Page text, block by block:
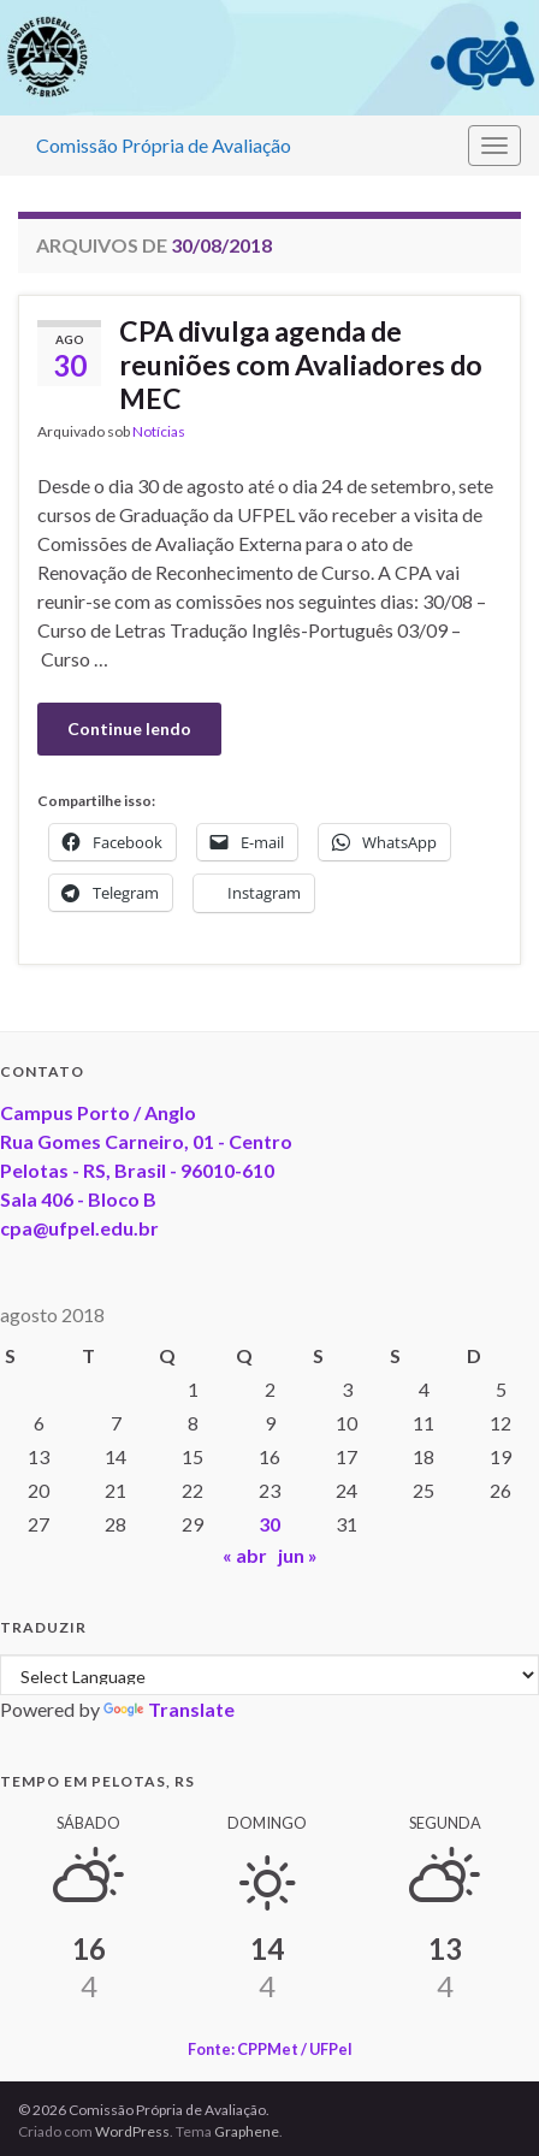
Comissão Própria de Avaliação
ARQUIVOS DE 30/08/2018
AGO
30
CPA divulga agenda de
reuniões com Avaliadores do
MEC
Arquivado sobNotícias
Desde o dia 30 de agosto até o dia 24 de setembro, sete
cursos de Graduação da UFPEL vão receber a visita de
Comissões de Avaliação Externa para o ato de
Renovação de Reconhecimento de Curso. A CPA vai
reunir-se com as comissões nos seguintes dias: 30/08 –
Curso de Letras Tradução Inglês-Português 03/09 –
Curso …
Continue lendo
Compartilhe isso:
Facebook E-mail WhatsApp
Telegram Instagram
CONTATO
Campus Porto / Anglo
Rua Gomes Carneiro, 01 - Centro
Pelotas - RS, Brasil - 96010-610
Sala 406 - Bloco B
cpa@ufpel.edu.br
agosto 2018
S
T Q Q S S
D
1
2 3 4
5
6
7 8 9 10 11
12
13
14 15 16 17 18
19
20
21 22 23 24 25
26
27
28 29 30
31
« abr jun »
TRADUZIR
Powered by Translate
TEMPO EM PELOTAS, RS
SÁBADO
16
4
DOMINGO
14
4
SEGUNDA
13
4
Fonte: CPPMet / UFPel
© 2026 Comissão Própria de Avaliação.
Criado com WordPress. Tema Graphene.